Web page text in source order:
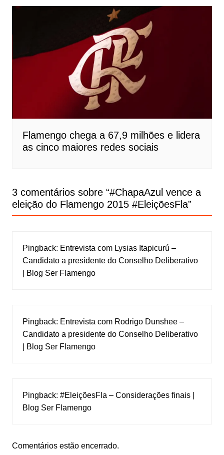
Flamengo chega a 67,9 milhões e lidera
as cinco maiores redes sociais
3 comentários sobre “#ChapaAzul vence a
eleição do Flamengo 2015 #EleiçõesFla”
Pingback: Entrevista com Lysias Itapicurú –
Candidato a presidente do Conselho Deliberativo
| Blog Ser Flamengo
Pingback: Entrevista com Rodrigo Dunshee –
Candidato a presidente do Conselho Deliberativo
| Blog Ser Flamengo
Pingback: #EleiçõesFla – Considerações finais |
Blog Ser Flamengo
Comentários estão encerrado.